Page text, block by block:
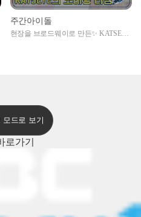
주간아이돌
현장을 브로드웨이로 만든✨ KATSEYE
모드로 보기
로가기